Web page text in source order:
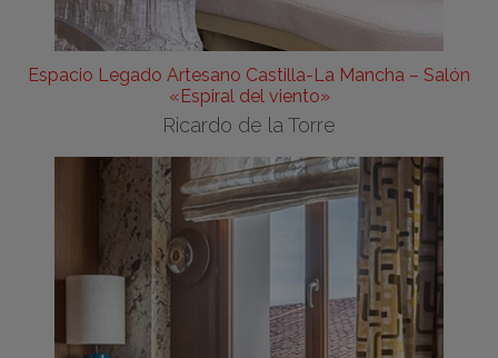
Espacio Legado Artesano Castilla-La Mancha – Salón
«Espiral del viento»
Ricardo de la Torre